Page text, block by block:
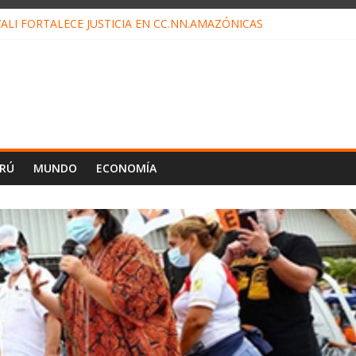
FORTALECE JUSTICIA EN CC.NN.AMAZÓNICAS
MUNDO ECONOMÍA